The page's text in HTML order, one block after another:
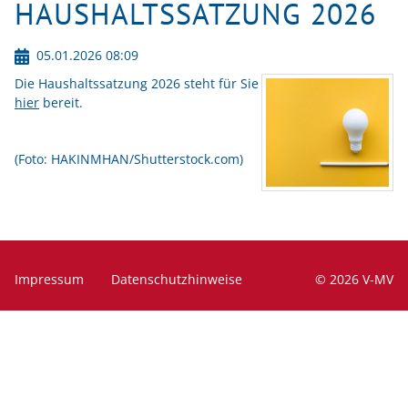
Häufig gestellte Fragen
Aktuelles
Menü schließen
HAUSHALTSSATZUNG 2026
05.01.2026 08:09
Die Haushaltssatzung 2026 steht für Sie
hier bereit.
(Foto: HAKINMHAN/Shutterstock.com)
Navigation
Impressum Datenschutzhinweise © 2026 V-MV